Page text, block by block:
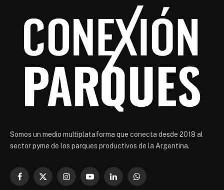
Somos un medio multiplataforma que conecta desde 2018 al
sector pyme de los parques productivos de la Argentina.
Facebook
X
InstagramYouTubeLinkedInWhatsApp